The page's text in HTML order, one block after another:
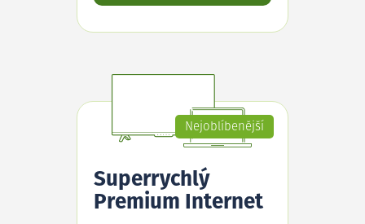
Nejoblíbenější
Superrychlý
Premium Internet